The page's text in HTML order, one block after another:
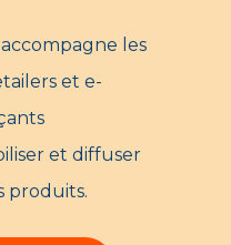
les
et e-
et diffuser
produits.